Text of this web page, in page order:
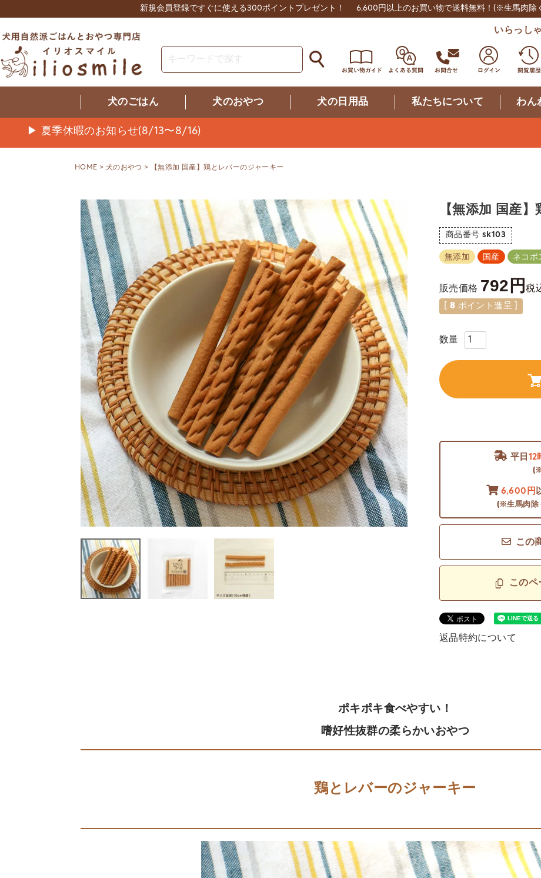
新規会員登録ですぐに使える300ポイントプレゼント！ 6,600円以上のお買い物で送料無料！ (※生馬肉除
いらっし
犬のごはん 犬のおやつ 犬の日用品 私たちについて わん
▶ 夏季休暇のお知らせ(8/13〜8/16)
HOME 犬のおやつ 【無添加 国産】鶏とレバーのジャーキー
【無添加 国産
商品番号 sk103
無添加 国産 ネコポ
販売価格 792 税
8 ポイント進呈 ]
平日 12
6,600円
(※生馬肉除
この
この
返品特約について
ポキポキ食べやすい！
嗜好性抜群の柔らかいおやつ
鶏とレバーのジャーキー